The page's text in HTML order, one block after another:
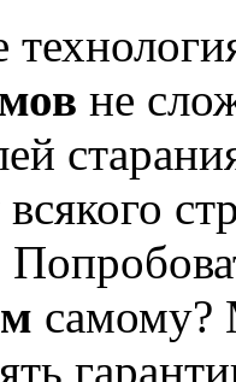
не
всякого
самому?